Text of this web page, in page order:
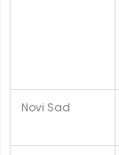
Novi Sad